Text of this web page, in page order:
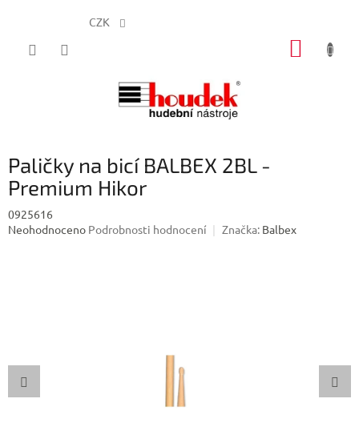
CZK
Paličky na bicí BALBEX 2BL -
Premium Hikor
0925616
Průměrné
Neohodnoceno Podrobnosti hodnocení Značka: Balbex